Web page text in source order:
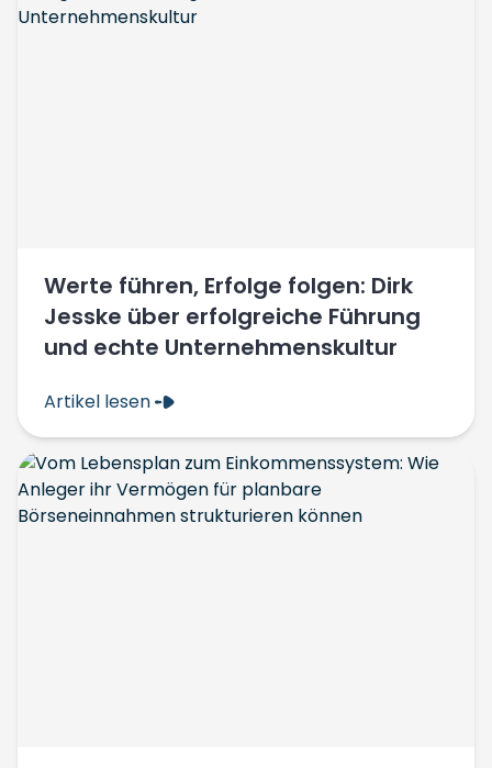
Werte führen, Erfolge folgen: Dirk
Jesske über erfolgreiche Führung
und echte Unternehmenskultur
Artikel lesen